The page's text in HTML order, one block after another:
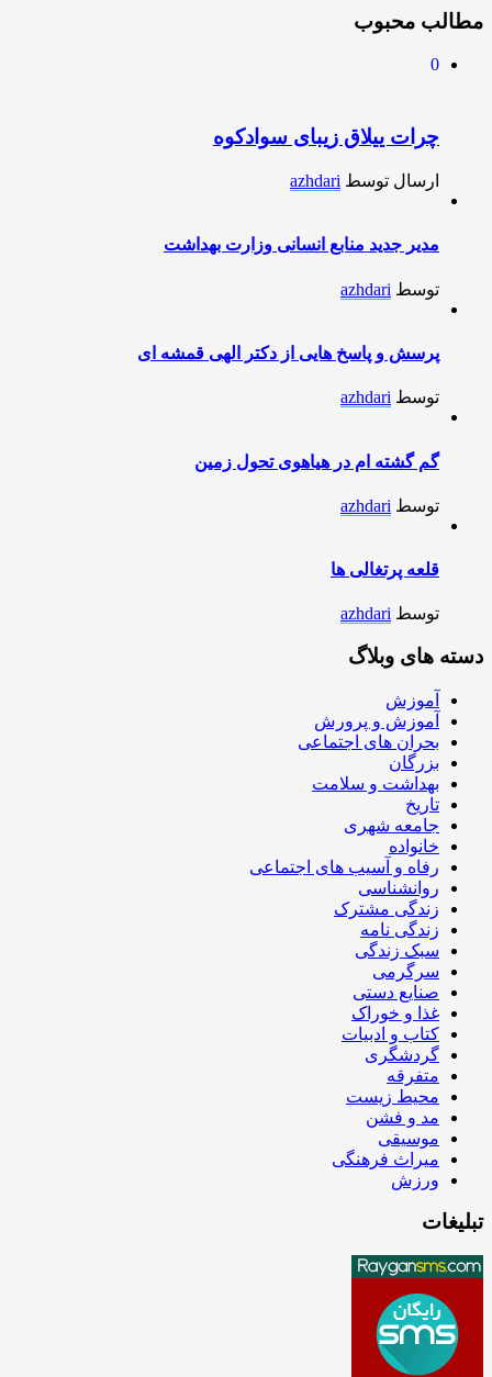
مطالب محبوب
0
چرات ییلاق زیبای سوادکوه
ارسال توسط azhdari
مدیر جدید منابع انسانی وزارت بهداشت
توسط azhdari
پرسش و پاسخ هایی از دکتر الهی قمشه ای
توسط azhdari
گم گشته ام در هیاهوی تحول زمین
توسط azhdari
قلعه پرتغالی ها
توسط azhdari
دسته های وبلاگ
آموزش
آموزش و پرورش
بحران های اجتماعی
بزرگان
بهداشت و سلامت
تاریخ
جامعه شهری
خانواده
رفاه و آسیب های اجتماعی
روانشناسی
زندگی مشترک
زندگی نامه
سبک زندگی
سرگرمی
صنایع دستی
غذا و خوراک
کتاب و ادبیات
گردشگری
متفرقه
محیط زیست
مد و فشن
موسیقی
میراث فرهنگی
ورزش
تبلیغات